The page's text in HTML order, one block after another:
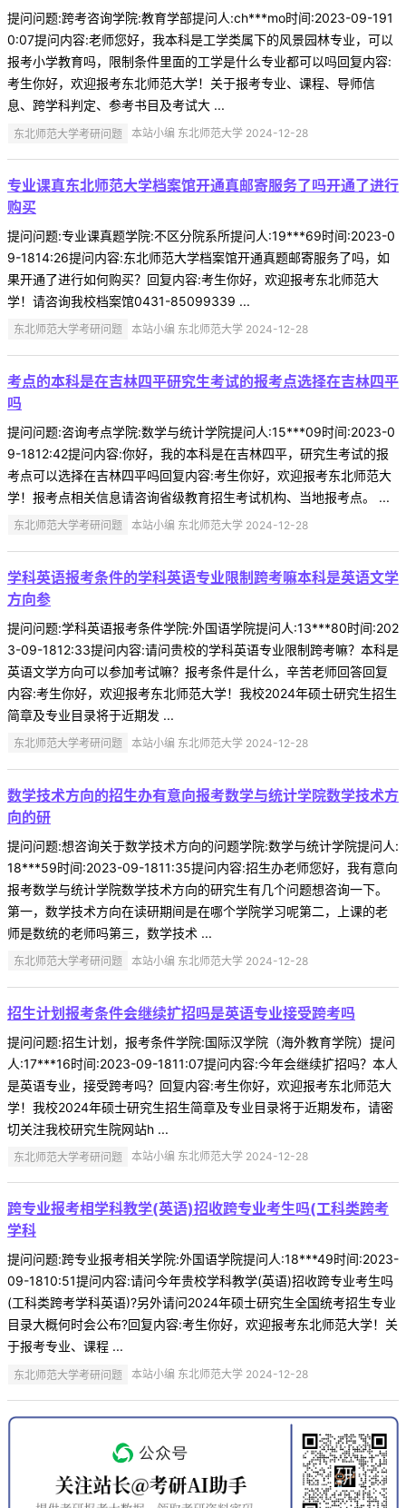
提问问题:跨考咨询学院:教育学部提问人:ch***mo时间:2023-09-191
0:07提问内容:老师您好，我本科是工学类属下的风景园林专业，可以
报考小学教育吗，限制条件里面的工学是什么专业都可以吗回复内容:
考生你好，欢迎报考东北师范大学！关于报考专业、课程、导师信
息、跨学科判定、参考书目及考试大 ...
东北师范大学考研问题 本站小编 东北师范大学 2024-12-28
专业课真东北师范大学档案馆开通真邮寄服务了吗开通了进行
购买
提问问题:专业课真题学院:不区分院系所提问人:19***69时间:2023-0
9-1814:26提问内容:东北师范大学档案馆开通真题邮寄服务了吗，如
果开通了进行如何购买？回复内容:考生你好，欢迎报考东北师范大
学！请咨询我校档案馆0431-85099339 ...
东北师范大学考研问题 本站小编 东北师范大学 2024-12-28
考点的本科是在吉林四平研究生考试的报考点选择在吉林四平
吗
提问问题:咨询考点学院:数学与统计学院提问人:15***09时间:2023-0
9-1812:42提问内容:你好，我的本科是在吉林四平，研究生考试的报
考点可以选择在吉林四平吗回复内容:考生你好，欢迎报考东北师范大
学！报考点相关信息请咨询省级教育招生考试机构、当地报考点。 ...
东北师范大学考研问题 本站小编 东北师范大学 2024-12-28
学科英语报考条件的学科英语专业限制跨考嘛本科是英语文学
方向参
提问问题:学科英语报考条件学院:外国语学院提问人:13***80时间:202
3-09-1812:33提问内容:请问贵校的学科英语专业限制跨考嘛？本科是
英语文学方向可以参加考试嘛？报考条件是什么，辛苦老师回答回复
内容:考生你好，欢迎报考东北师范大学！我校2024年硕士研究生招生
简章及专业目录将于近期发 ...
东北师范大学考研问题 本站小编 东北师范大学 2024-12-28
数学技术方向的招生办有意向报考数学与统计学院数学技术方
向的研
提问问题:想咨询关于数学技术方向的问题学院:数学与统计学院提问人:
18***59时间:2023-09-1811:35提问内容:招生办老师您好，我有意向
报考数学与统计学院数学技术方向的研究生有几个问题想咨询一下。
第一，数学技术方向在读研期间是在哪个学院学习呢第二，上课的老
师是数统的老师吗第三，数学技术 ...
东北师范大学考研问题 本站小编 东北师范大学 2024-12-28
招生计划报考条件会继续扩招吗是英语专业接受跨考吗
提问问题:招生计划，报考条件学院:国际汉学院（海外教育学院）提问
人:17***16时间:2023-09-1811:07提问内容:今年会继续扩招吗？本人
是英语专业，接受跨考吗？回复内容:考生你好，欢迎报考东北师范大
学！我校2024年硕士研究生招生简章及专业目录将于近期发布，请密
切关注我校研究生院网站h ...
东北师范大学考研问题 本站小编 东北师范大学 2024-12-28
跨专业报考相学科教学(英语)招收跨专业考生吗(工科类跨考
学科
提问问题:跨专业报考相关学院:外国语学院提问人:18***49时间:2023-
09-1810:51提问内容:请问今年贵校学科教学(英语)招收跨专业考生吗
(工科类跨考学科英语)?另外请问2024年硕士研究生全国统考招生专业
目录大概何时会公布?回复内容:考生你好，欢迎报考东北师范大学！关
于报考专业、课程 ...
东北师范大学考研问题 本站小编 东北师范大学 2024-12-28